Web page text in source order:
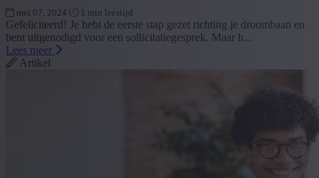
mei 07, 2024 1 min leestijd
Gefeliciteerd! Je hebt de eerste stap gezet richting je droombaan en
bent uitgenodigd voor een sollicitatiegesprek. Maar h...
Lees meer
Artikel